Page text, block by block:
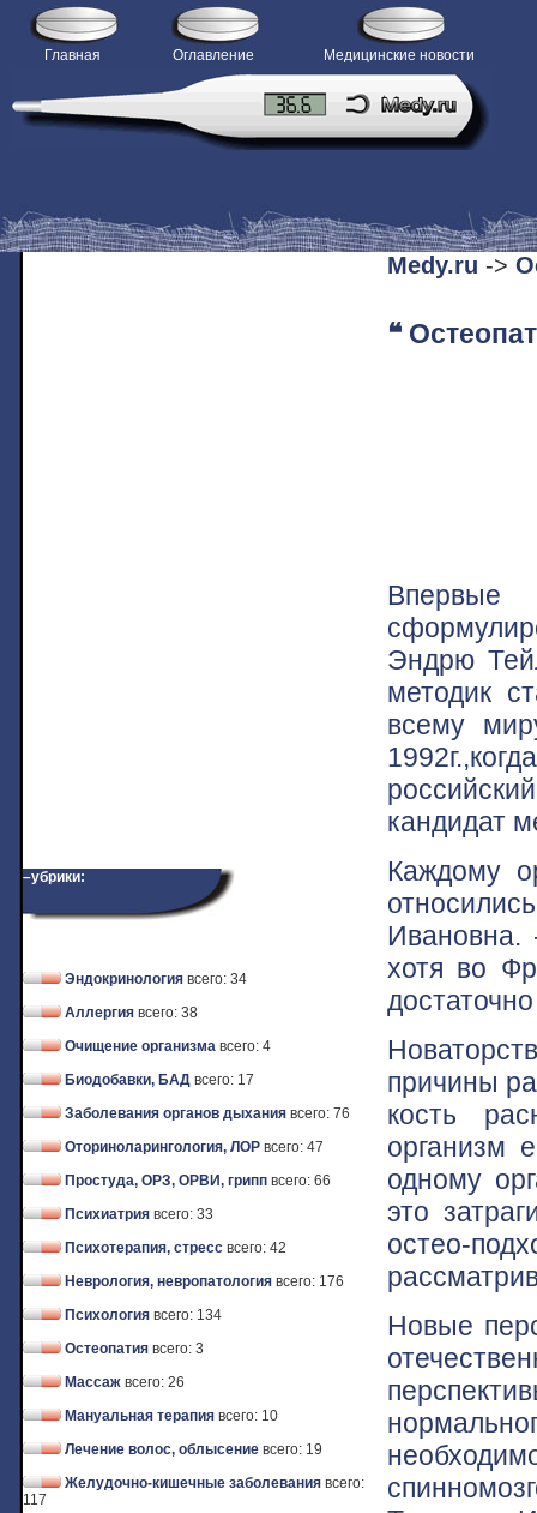
Главная Оглавление Медицинские новости
–убрики:
Эндокринология всего: 34
Аллергия всего: 38
Очищение организма всего: 4
Биодобавки, БАД всего: 17
Заболевания органов дыхания всего: 76
Оториноларингология, ЛОР всего: 47
Простуда, ОРЗ, ОРВИ, грипп всего: 66
Психиатрия всего: 33
Психотерапия, стресс всего: 42
Неврология, невропатология всего: 176
Психология всего: 134
Остеопатия всего: 3
Массаж всего: 26
Мануальная терапия всего: 10
Лечение волос, облысение всего: 19
Желудочно-кишечные заболевания всего:
117
Medy.ru ->
❝
Впервые
Эндрю
методик
всему
кандидат
Каждому
Ивановна.
хотя во
причины
кость
организм
одному
это
остео-
Новые